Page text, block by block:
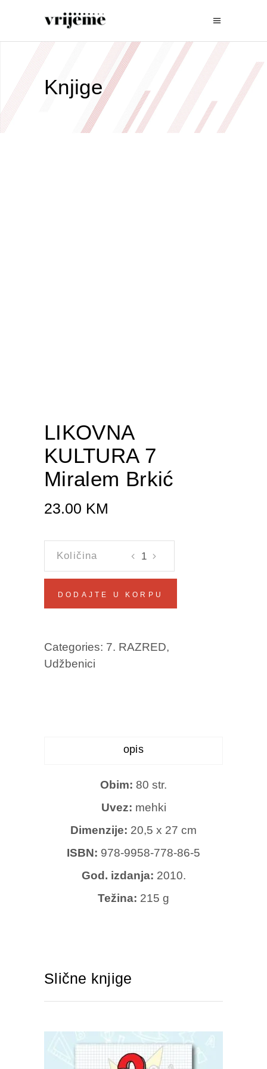
Knjige
LIKOVNA
KULTURA 7
Miralem Brkić
23.00 KM
7
Miralem
DODAJTE U KORPU
Categories: 7. RAZRED,
Udžbenici
opis
Obim: 80 str.
Uvez: mehki
Dimenzije: 20,5 x 27 cm
ISBN: 978-9958-778-86-5
God. izdanja: 2010.
Težina: 215 g
Slične knjige